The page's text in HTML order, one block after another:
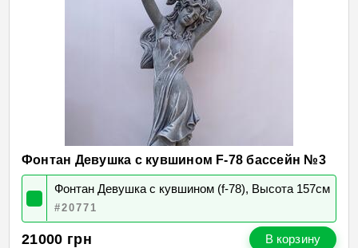
Фонтан Девушка с кувшином F-78 бассейн №3
Фонтан Девушка с кувшином (f-78), Высота 157см
#20771
21000 грн В корзину